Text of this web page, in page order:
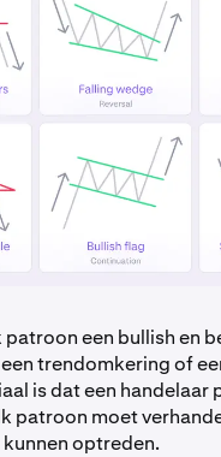
een bullish en
trendomkering of
is dat een handelaar
patroon moet
optreden.